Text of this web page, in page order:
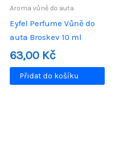
Aroma vůně do auta
Eyfel Perfume Vůně do
auta Broskev 10 ml
63,00 Kč
Přidat do košíku